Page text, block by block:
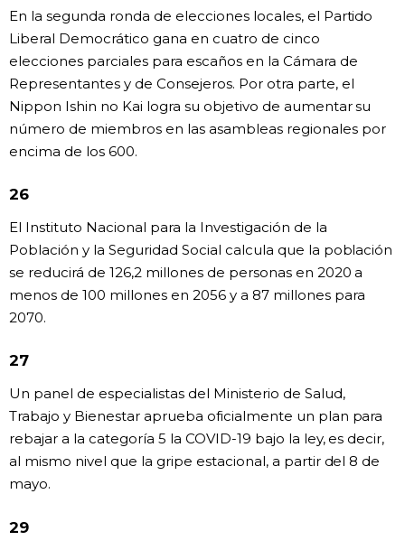
En la segunda ronda de elecciones locales, el Partido
Liberal Democrático gana en cuatro de cinco
elecciones parciales para escaños en la Cámara de
Representantes y de Consejeros. Por otra parte, el
Nippon Ishin no Kai logra su objetivo de aumentar su
número de miembros en las asambleas regionales por
encima de los 600.
26
El Instituto Nacional para la Investigación de la
Población y la Seguridad Social calcula que la población
se reducirá de 126,2 millones de personas en 2020 a
menos de 100 millones en 2056 y a 87 millones para
2070.
27
Un panel de especialistas del Ministerio de Salud,
Trabajo y Bienestar aprueba oficialmente un plan para
rebajar a la categoría 5 la COVID-19 bajo la ley, es decir,
al mismo nivel que la gripe estacional, a partir del 8 de
mayo.
29